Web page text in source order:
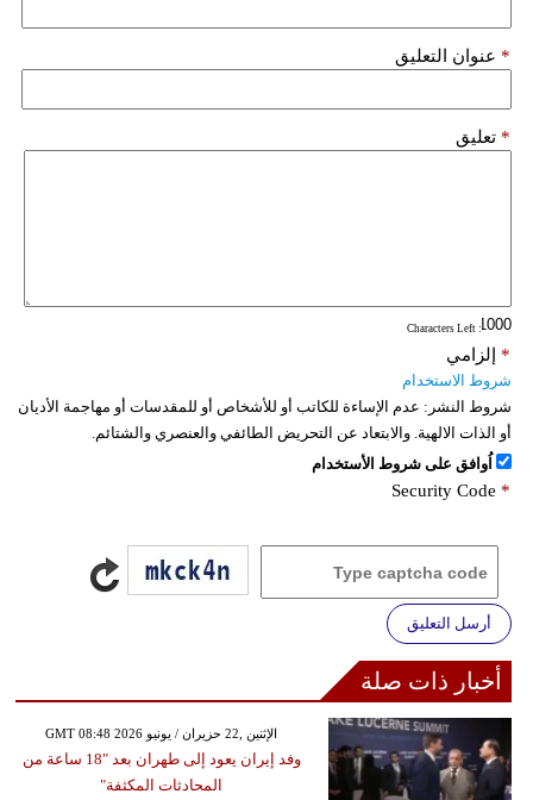
عنوان التعليق *
تعليق *
: Characters Left
إلزامي *
شروط الاستخدام
شروط النشر: عدم الإساءة للكاتب أو للأشخاص أو للمقدسات أو مهاجمة الأديان
أو الذات الالهية. والابتعاد عن التحريض الطائفي والعنصري والشتائم.
اُوافق على شروط الأستخدام
Security Code *
أرسل التعليق
أخبار ذات صلة
GMT 08:48 2026 الإثنين ,22 حزيران / يونيو
وفد إيران يعود إلى طهران بعد "18 ساعة من
المحادثات المكثفة"